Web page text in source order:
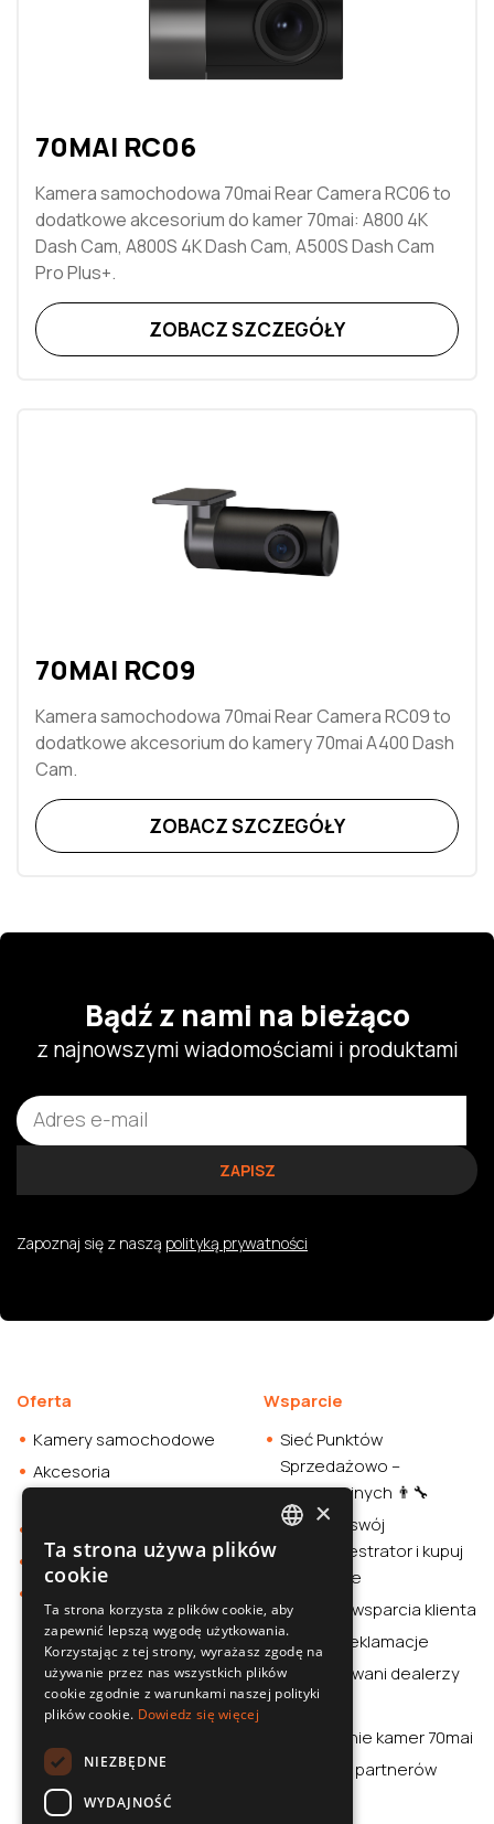
70MAI RC06
Kamera samochodowa 70mai Rear Camera RC06 to
dodatkowe akcesorium do kamer 70mai: A800 4K
Dash Cam, A800S 4K Dash Cam, A500S Dash Cam
Pro Plus+.
ZOBACZ SZCZEGÓŁY
70MAI RC09
Kamera samochodowa 70mai Rear Camera RC09 to
dodatkowe akcesorium do kamery 70mai A400 Dash
Cam.
ZOBACZ SZCZEGÓŁY
Bądź z nami na bieżąco
z najnowszymi wiadomościami i produktami
Zapoznaj się z naszą polityką prywatności
Oferta
Kamery samochodowe
Akcesoria
Stacja zasilania
Wsparcie
Sieć Punktów
Sprzedażowo –
Instalacyjnych 👨‍🔧
Sprawdź swój
wideorejestrator i kupuj
rozważnie
Centrum wsparcia klienta
Zwroty i reklamacje
Autoryzowani dealerzy
Aplikacja
Porównanie kamer 70mai
70mai dla partnerów
ENGLISH
×
Ta strona używa plików
cookie
Ta strona korzysta z plików cookie, aby
zapewnić lepszą wygodę użytkowania.
Korzystając z tej strony, wyrażasz zgodę na
używanie przez nas wszystkich plików
cookie zgodnie z warunkami naszej polityki
plików cookie. Dowiedz się więcej
NIEZBĘDNE
WYDAJNOŚĆ